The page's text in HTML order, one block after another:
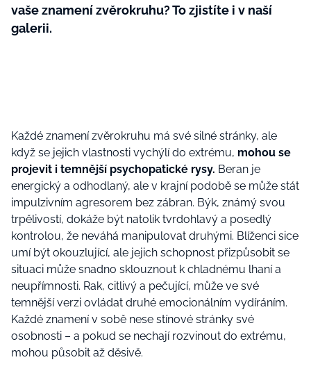
vaše znamení zvěrokruhu? To zjistíte i v naší
galerii.
Každé znamení zvěrokruhu má své silné stránky, ale
když se jejich vlastnosti vychýlí do extrému, mohou se
projevit i temnější psychopatické rysy. Beran je
energický a odhodlaný, ale v krajní podobě se může stát
impulzivním agresorem bez zábran. Býk, známý svou
trpělivostí, dokáže být natolik tvrdohlavý a posedlý
kontrolou, že neváhá manipulovat druhými. Blíženci sice
umí být okouzlující, ale jejich schopnost přizpůsobit se
situaci může snadno sklouznout k chladnému lhaní a
neupřímnosti. Rak, citlivý a pečující, může ve své
temnější verzi ovládat druhé emocionálním vydíráním.
Každé znamení v sobě nese stínové stránky své
osobnosti – a pokud se nechají rozvinout do extrému,
mohou působit až děsivě.